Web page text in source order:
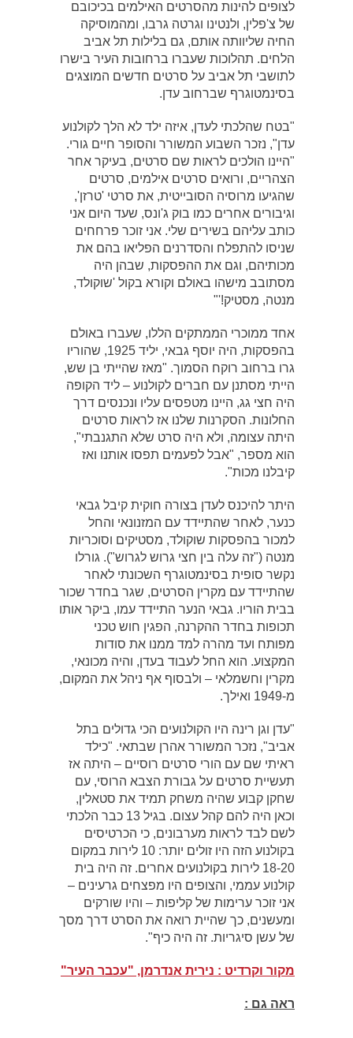
לצופים להינות מהסרטים האילמים בכיכובם
של צ'פלין, ולנטינו וגרטה גרבו, ומהמוסיקה
החיה שליוותה אותם, גם בלילות תל אביב
הלחים. תהלוכות שעברו ברחובות העיר בישרו
לתושבי תל אביב על סרטים חדשים המוצגים
בסינמטוגרף שברחוב עדן.
"בטח שהלכתי לעדן, איזה ילד לא הלך לקולנוע
עדן", נזכר השבוע המשורר והסופר חיים גורי.
"היינו הולכים לראות שם סרטים, בעיקר אחר
הצהריים, ורואים סרטים אילמים, סרטים
שהגיעו מרוסיה הסובייטית, את סרטי 'טרזן',
וגיבורים אחרים כמו בוק ג'ונס, שעד היום אני
כותב עליהם בשירים שלי. אני זוכר פרחחים
שניסו להתפלח והסדרנים הפליאו בהם את
מכותיהם, וגם את ההפסקות, שבהן היה
מסתובב מישהו באולם וקורא בקול 'שוקולד,
מנטה, מסטיק!'"
אחד ממוכרי הממתקים הללו, שעברו באולם
בהפסקות, היה יוסף גבאי, יליד 1925, שהוריו
גרו ברחוב רוקח הסמוך. "מאז שהייתי בן שש,
הייתי מסתנן עם חברים לקולנוע – ליד הקופה
היה חצי גג, היינו מטפסים עליו ונכנסים דרך
החלונות. הסקרנות שלנו אז לראות סרטים
היתה עצומה, ולא היה סרט שלא התגנבתי",
הוא מספר, "אבל לפעמים תפסו אותנו ואז
קיבלנו מכות".
היתר להיכנס לעדן בצורה חוקית קיבל גבאי
כנער, לאחר שהתיידד עם המזנונאי והחל
למכור בהפסקות שוקולד, מסטיקים וסוכריות
מנטה ("זה עלה בין חצי גרוש לגרוש"). גורלו
נקשר סופית בסינמטוגרף השכונתי לאחר
שהתיידד עם מקרין הסרטים, שגר בחדר שכור
בבית הוריו. גבאי הנער התיידד עמו, ביקר אותו
תכופות בחדר ההקרנה, הפגין חוש טכני
מפותח ועד מהרה למד ממנו את סודות
המקצוע. הוא החל לעבוד בעדן, והיה מכונאי,
מקרין וחשמלאי – ולבסוף אף ניהל את המקום,
מ-1949 ואילך.
"עדן וגן רינה היו הקולנועים הכי גדולים בתל
אביב", נזכר המשורר אהרן שבתאי. "כילד
ראיתי שם עם הורי סרטים רוסיים – היתה אז
תעשיית סרטים על גבורת הצבא הרוסי, עם
שחקן קבוע שהיה משחק תמיד את סטאלין,
וכאן היה להם קהל עצום. בגיל 13 כבר הלכתי
לשם לבד לראות מערבונים, כי הכרטיסים
בקולנוע הזה היו זולים יותר: 10 לירות במקום
18-20 לירות בקולנועים אחרים. זה היה בית
קולנוע עממי, והצופים היו מפצחים גרעינים –
אני זוכר ערימות של קליפות – והיו שורקים
ומעשנים, כך שהיית רואה את הסרט דרך מסך
של עשן סיגריות. זה היה כיף".
מקור וקרדיט : נירית אנדרמן, "עכבר העיר"
ראה גם :